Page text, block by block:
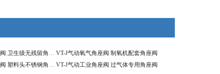
VT-J气动快装角座阀 卫生级无残留角座阀 VT-J气动氧气角座阀 制氧机配套角座阀
VT-J气动快装角座阀 塑料头不锈钢角座阀 VT-J气动工业角座阀 过气体专用角座阀